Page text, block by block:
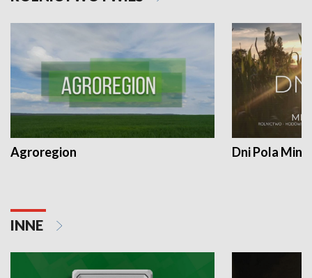
Agroregion Dni Pola
INNE